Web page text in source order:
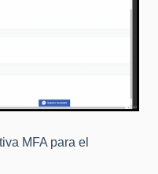
MFA para el